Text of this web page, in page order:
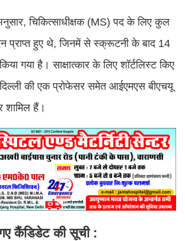
चिकित्साधीक्षक (MS) पद के लिए कुल
हुए थे, जिनमें से स्क्रूटनी के बाद 14
गया है। साक्षात्कार के लिए शॉर्टलिस्ट किए
की एक प्रोफेसर समेत आईएमएस बीएचयू
शामिल हैं।
गए कैंडिडेट की सूची :